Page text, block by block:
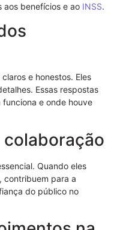
aos benefícios e ao INSS.
e honestos. Eles
Essas respostas
e onde houve
Quando eles
contribuem para a
do público no